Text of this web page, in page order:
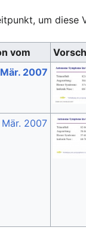
um diese
vom
2007
2007